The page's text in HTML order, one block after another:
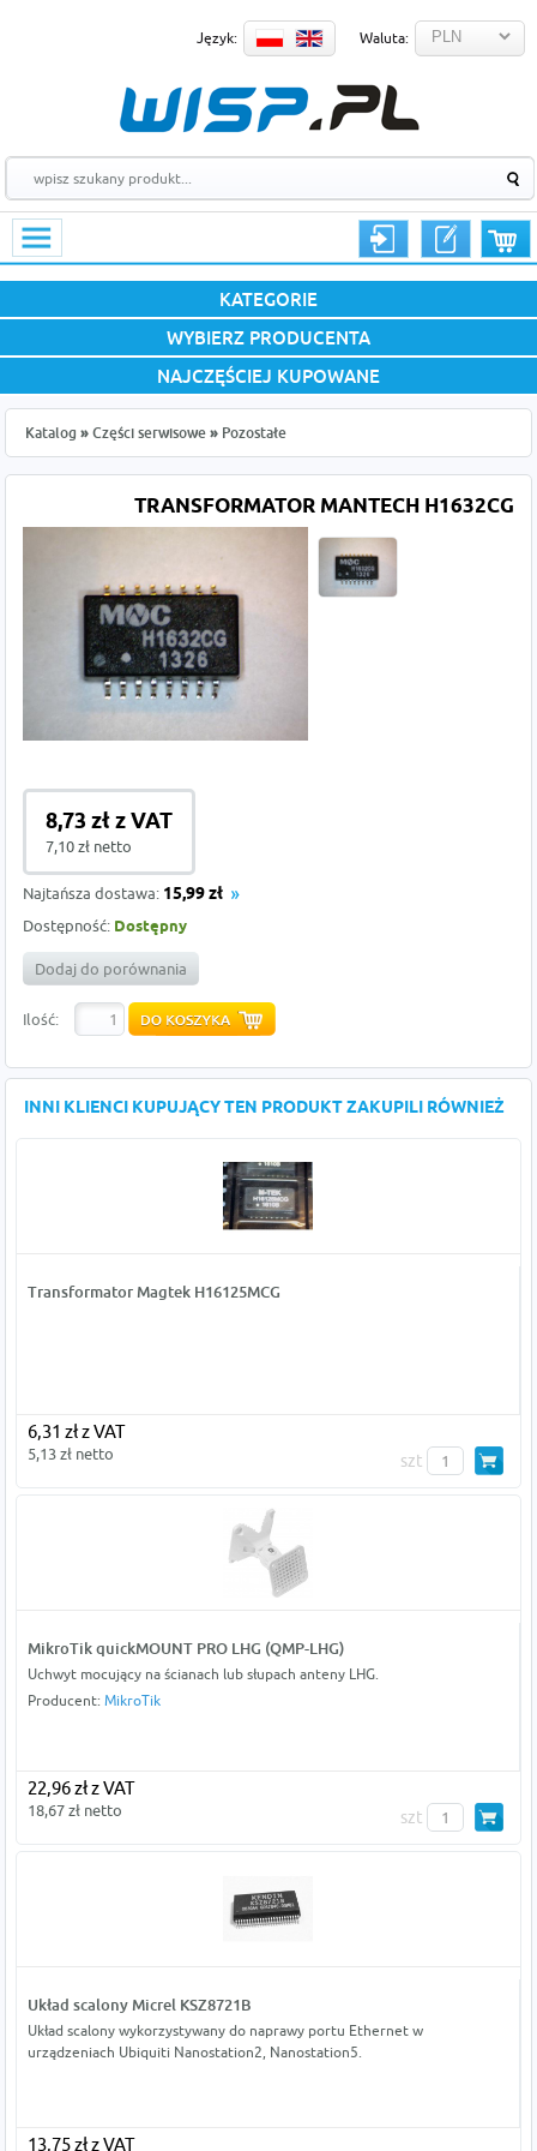
Język: Waluta:
KATEGORIE
WYBIERZ PRODUCENTA
NAJCZĘŚCIEJ KUPOWANE
Katalog » Części serwisowe » Pozostałe
TRANSFORMATOR MANTECH H1632CG
8,73 zł z VAT
7,10 zł netto
Najtańsza dostawa: 15,99 zł
Dostępność: Dostępny
Dodaj do porównania
Ilość:
INNI KLIENCI KUPUJĄCY TEN PRODUKT ZAKUPILI RÓWNIEŻ
Transformator Magtek H16125MCG
6,31 zł z VAT
5,13 zł netto szt
MikroTik quickMOUNT PRO LHG (QMP-LHG)
Uchwyt mocujący na ścianach lub słupach anteny LHG.
Producent: MikroTik
22,96 zł z VAT
18,67 zł netto szt
Układ scalony Micrel KSZ8721B
Układ scalony wykorzystywany do naprawy portu Ethernet w
urządzeniach Ubiquiti Nanostation2, Nanostation5.
13,75 zł z VAT